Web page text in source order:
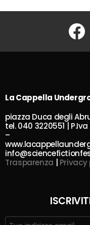
La Cappella
piazza Duca degli
tel. 040 3220551 |
–
Trasparenza
Privacy